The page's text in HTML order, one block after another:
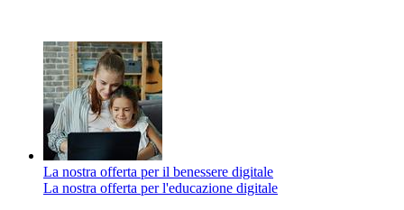
La nostra offerta per il benessere digitale
La nostra offerta per l'educazione digitale